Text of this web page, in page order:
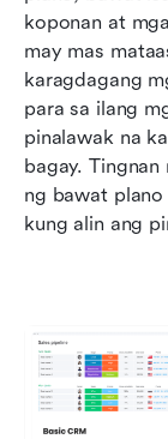
koponan at
may mas
karagdagang
para sa ilang
pinalawak na
bagay.
ng bawat
kung alin ang